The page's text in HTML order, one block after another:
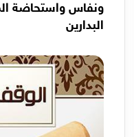
ونفاس واستحاضة
البدارين